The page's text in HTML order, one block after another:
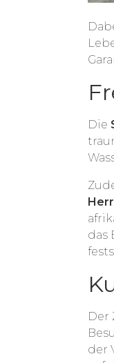
Die
das
Der
der